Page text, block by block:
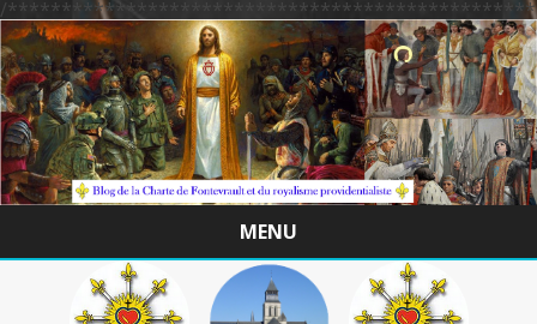
/
MENU
Skip
to
content